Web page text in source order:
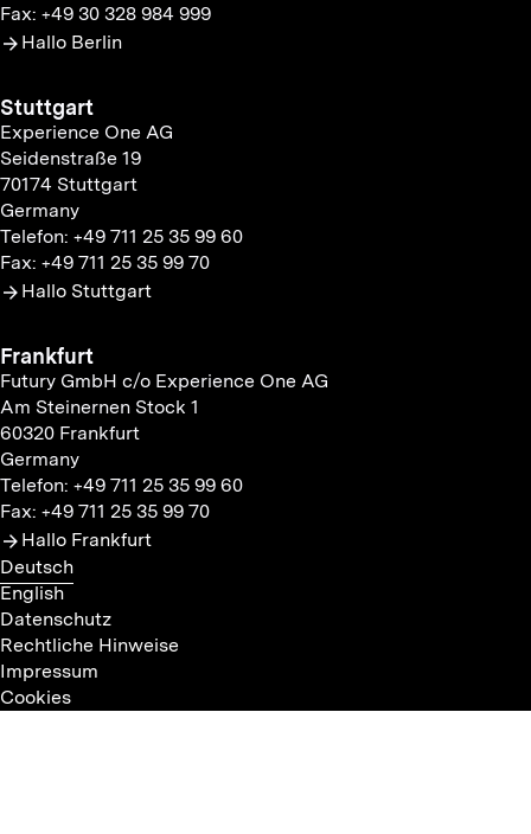
Fax: +49 30 328 984 999
Hallo Berlin
Stuttgart
Experience One AG
Seidenstraße 19
70174 Stuttgart
Germany
Telefon: +49 711 25 35 99 60
Fax: +49 711 25 35 99 70
Hallo Stuttgart
Frankfurt
Futury GmbH c/o Experience One AG
Am Steinernen Stock 1
60320 Frankfurt
Germany
Telefon: +49 711 25 35 99 60
Fax: +49 711 25 35 99 70
Hallo Frankfurt
Deutsch
English
Datenschutz
Rechtliche Hinweise
Impressum
Cookies